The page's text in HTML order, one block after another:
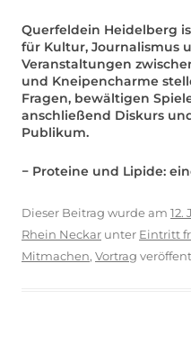
Querfeldein Heidelberg
für Kultur, Journalismus
Veranstaltungen
und Kneipencharme
Fragen, bewältigen
anschließend Diskurs
Publikum.
− Proteine und Lipide:
Dieser Beitrag wurde am 12.
Rhein Neckar unter Eintritt
Mitmachen, Vortrag